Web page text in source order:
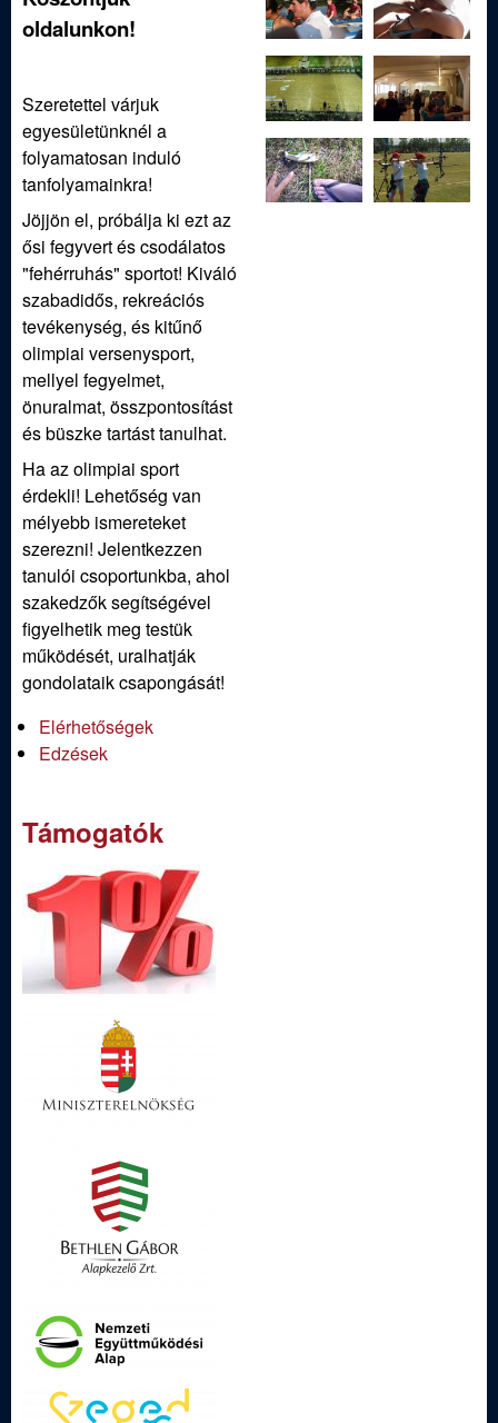
oldalunkon!
Szeretettel várjuk
egyesületünknél a
folyamatosan induló
tanfolyamainkra!
Jöjjön el, próbálja ki ezt az
ősi fegyvert és csodálatos
"fehérruhás" sportot! Kiváló
szabadidős, rekreációs
tevékenység, és kitűnő
olimpiai versenysport,
mellyel fegyelmet,
önuralmat, összpontosítást
és büszke tartást tanulhat.
Ha az olimpiai sport
érdekli! Lehetőség van
mélyebb ismereteket
szerezni! Jelentkezzen
tanulói csoportunkba, ahol
szakedzők segítségével
figyelhetik meg testük
működését, uralhatják
gondolataik csapongását!
Elérhetőségek
Edzések
Támogatók